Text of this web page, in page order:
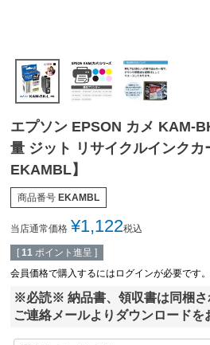
エプソン EPSON カメ KAM-
量 ジット リサイクルインクカ
EKAMBL】
商品番号 EKAMBL
当店通常価格 ¥1,122税込
[ 11 ポイント進呈 ]
会員価格で購入するにはログインが必要です。
※必読※ 納品書、領収書は同梱さ
ご連絡メールよりダウンロード